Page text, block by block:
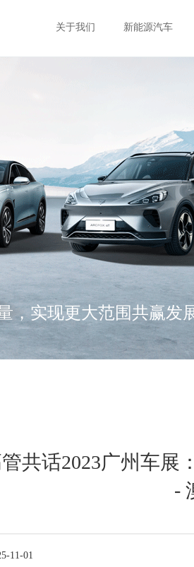
关于我们 新能源汽车
，实现更大范围共赢发
共话2023广州车展
-
11-01